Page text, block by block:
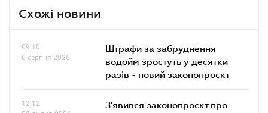
Схожі новини
09.10
6 серпня 2026
Штрафи за забруднення
водойм зростуть у десятки
разів - новий законопроєкт
12.12
З'явився законопроєкт про